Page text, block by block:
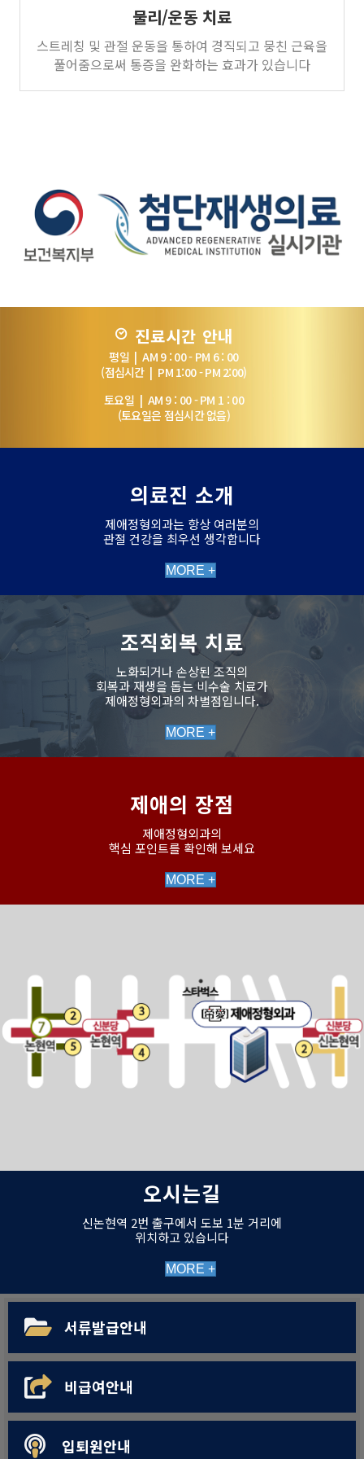
물리/운동 치료
스트레칭 및 관절 운동을 통하여 경직되고 뭉친 근육을
풀어줌으로써 통증을 완화하는 효과가 있습니다
진료시간 안내
평일 | AM 9 : 00 - PM 6 : 00
(점심시간 | PM 1:00 - PM 2:00)
토요일 | AM 9 : 00 - PM 1 : 00
(토요일은 점심시간 없음)
의료진 소개
제애정형외과는 항상 여러분의
관절 건강을 최우선 생각합니다
MORE +
조직회복 치료
노화되거나 손상된 조직의
회복과 재생을 돕는 비수술 치료가
제애정형외과의 차별점입니다.
MORE +
제애의 장점
제애정형외과의
핵심 포인트를 확인해 보세요
MORE +
오시는길
신논현역 2번 출구에서 도보 1분 거리에
위치하고 있습니다
MORE +
서류발급안내
비급여안내
입퇴원안내